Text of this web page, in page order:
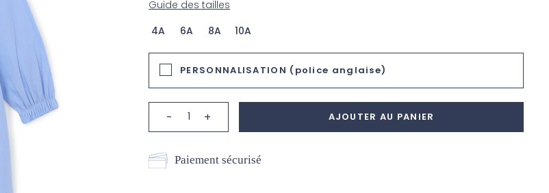
Guide des tailles
4A
6A 8A 10A
PERSONNALISATION (police anglaise)
- + AJOUTER AU PANIER
Paiement sécurisé